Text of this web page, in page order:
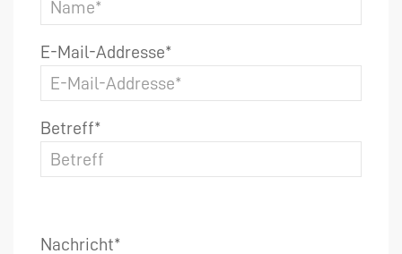
E-Mail-Addresse*
Betreff*
Nachricht*